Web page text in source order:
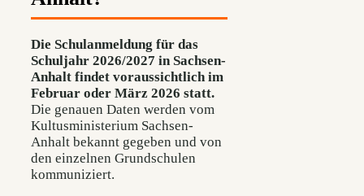
Die Schulanmeldung für das
Schuljahr 2026/2027 in Sachsen-
Anhalt findet voraussichtlich im
Februar oder März 2026 statt.
Die genauen Daten werden vom
Kultusministerium Sachsen-
Anhalt bekannt gegeben und von
den einzelnen Grundschulen
kommuniziert.